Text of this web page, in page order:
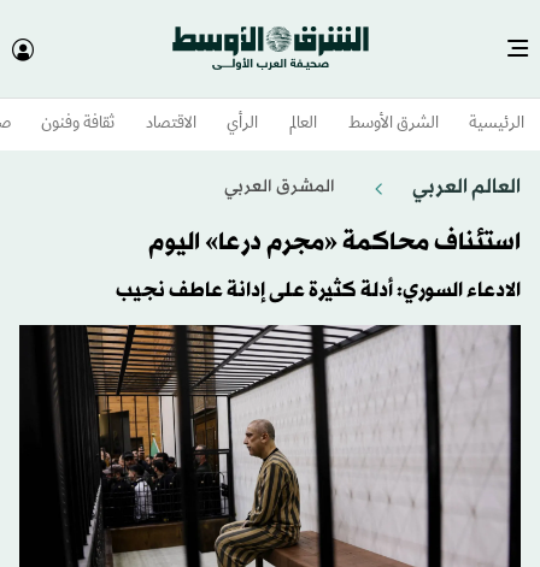
الرئيسية الشرق الأوسط​ العالم الرأي الاقتصاد ثقافة وفنون
العالم العربي المشرق العربي
استئناف محاكمة «مجرم درعا» اليوم
الادعاء السوري: أدلة كثيرة على إدانة عاطف نجيب